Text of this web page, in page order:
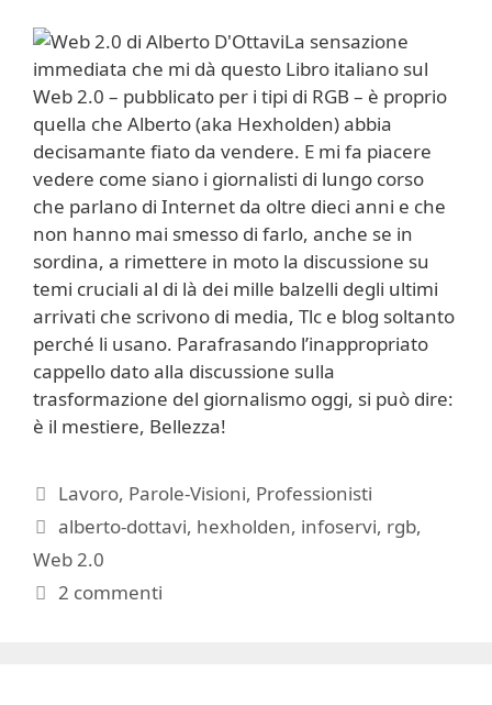
La sensazione
immediata che mi dà questo Libro italiano sul
Web 2.0 – pubblicato per i tipi di RGB – è proprio
quella che Alberto (aka Hexholden) abbia
decisamante fiato da vendere. E mi fa piacere
vedere come siano i giornalisti di lungo corso
che parlano di Internet da oltre dieci anni e che
non hanno mai smesso di farlo, anche se in
sordina, a rimettere in moto la discussione su
temi cruciali al di là dei mille balzelli degli ultimi
arrivati che scrivono di media, Tlc e blog soltanto
perché li usano. Parafrasando l’inappropriato
cappello dato alla discussione sulla
trasformazione del giornalismo oggi, si può dire:
è il mestiere, Bellezza!
Categorie
Lavoro, Parole-Visioni, Professionisti
Tag
alberto-dottavi, hexholden, infoservi, rgb,
Web 2.0
2 commenti